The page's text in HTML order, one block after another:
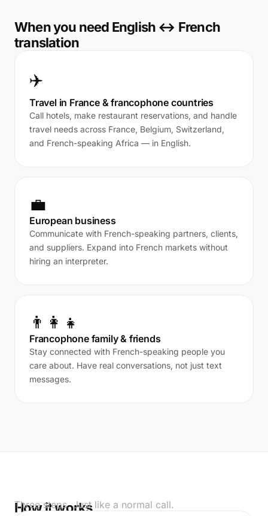
When you need English ↔ French
translation
✈️
Travel in France & francophone countries
Call hotels, make restaurant reservations, and handle
travel needs across France, Belgium, Switzerland,
and French-speaking Africa — in English.
💼
European business
Communicate with French-speaking partners, clients,
and suppliers. Expand into French markets without
hiring an interpreter.
👨‍👩‍👧
Francophone family & friends
Stay connected with French-speaking people you
care about. Have real conversations, not just text
messages.
How it works
Three steps. Just like a normal call.